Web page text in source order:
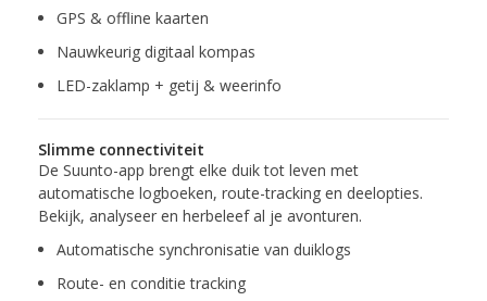
GPS & offline kaarten
Nauwkeurig digitaal kompas
LED-zaklamp + getij & weerinfo
Slimme connectiviteit
De Suunto-app brengt elke duik tot leven met
automatische logboeken, route-tracking en deelopties.
Bekijk, analyseer en herbeleef al je avonturen.
Automatische synchronisatie van duiklogs
Route- en conditie tracking